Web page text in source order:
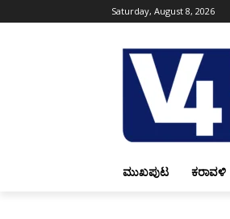
Saturday, August 8, 2026
ಮುಖಪುಟ ಕರಾವಳಿ